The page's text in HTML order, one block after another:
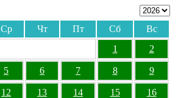
Ср Чт Пт Сб
Вс
1
2
5 6 7 8 9
12 13 14 15 16